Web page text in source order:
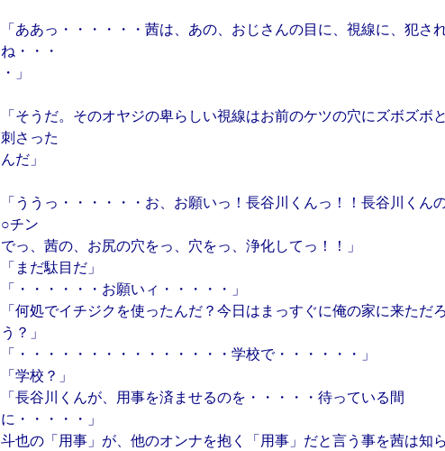
「ああっ・・・・・・茜は、あの、おじさんの目に、視線に、犯さ
ね・・・
・」
「そうだ。そのオヤジの卑らしい視線はお前のケツの穴にズボズボ
刺さった
んだ」
「ううっ・・・・・・お、お願いっ！長谷川くんっ！！長谷川くん
○チン
でっ、茜の、お尻の穴をっ、穴をっ、浄化してっ！！」
「まだ駄目だ」
「・・・・・・お願いィ・・・・・」
「何処でイチジクを使ったんだ？今日はまっすぐに俺の家に来ただろ
う？」
「・・・・・・・・・・・・・・・学校で・・・・・・」
「学校？」
「長谷川くんが、用事を済ませるのを・・・・・待っている間
に・・・・・」
斗也の「用事」が、他のオンナを抱く「用事」だと言う事を茜は知